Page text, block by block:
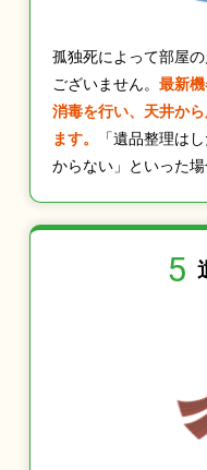
孤独死によって部屋
ございません。 最新
消毒を行い、天井か
ます。
「遺品整理は
からない」といった場
5